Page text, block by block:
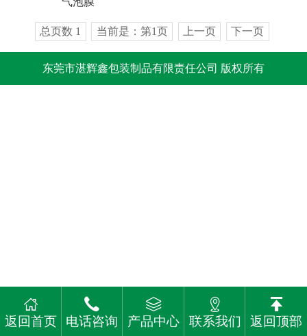
总页数 1 当前是：第1页 上一页 下一页
东莞市湛辉鑫包装制品有限责任公司 版权所有
返回首页 电话咨询 产品中心 联系我们 返回顶部